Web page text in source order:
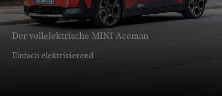
Der vollelektrische MINI Aceman
Einfach elektrisierend